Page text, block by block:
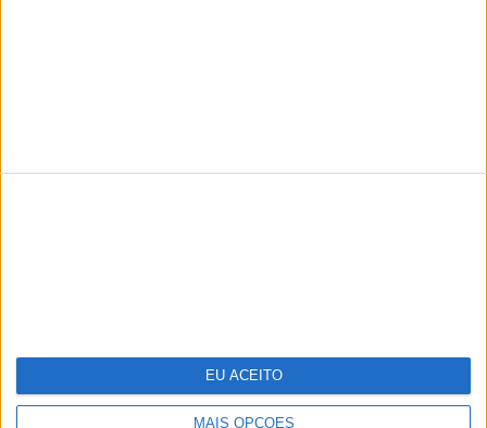
MAIS OPÇÕES
EU ACEITO